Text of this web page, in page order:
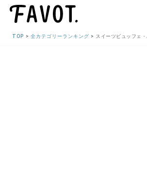
TOP 全カテゴリーランキング スイーツビュッフェ